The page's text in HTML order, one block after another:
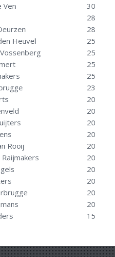
Ven
30
28
28
Heuvel
25
25
25
25
23
20
20
20
20
Rooij
20
20
20
20
20
20
15